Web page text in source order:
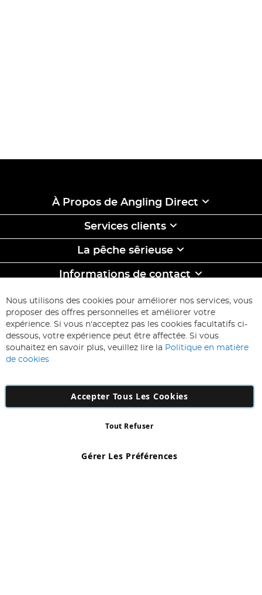
À Propos de Angling Direct
Services clients
La pêche sêrieuse
Informations de contact
ABONNEZ-VOUS & ECONOMISEZ
Inscription
à
d’information
:
Inscription
Number: 863029607
Nous utilisons des cookies pour améliorer nos services, vous
proposer des offres personnelles et améliorer votre
expérience. Si vous n'acceptez pas les cookies facultatifs ci-
dessous, votre expérience peut être affectée. Si vous
souhaitez en savoir plus, veuillez lire la Politique en matière
de cookies
Accepter Tous Les Cookies
Gérer Les Préférences
Tout Refuser